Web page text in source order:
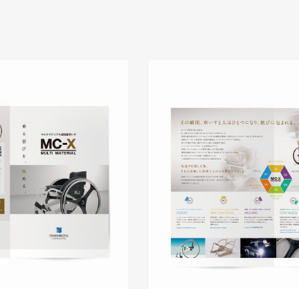
株式会社吉和田浜松様 ノベル
ノベルティ
#メーカー・製造業・
#ノベルティデザイン